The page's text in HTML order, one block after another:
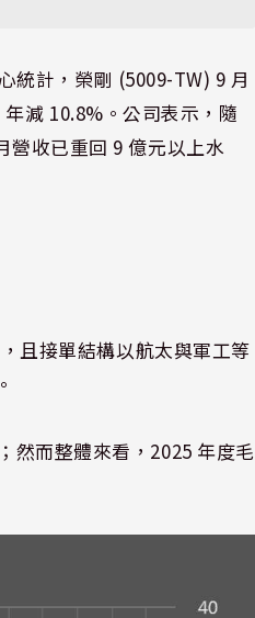
計，榮剛 (5009-TW) 9 月
減 10.8%。公司表示，隨
營收已重回 9 億元以上水
且接單結構以航太與軍工等
然而整體來看，2025 年度毛